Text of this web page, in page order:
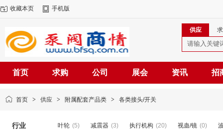
收藏本页 手机版
供应
首页 求购 公司 展会 资讯 招
首页 > 供应 > 附属配套产品类 > 各类接头/开关
行业 叶轮 (5) 减震器 (3) 执行机构 (20) 视蛊/镜 (0)